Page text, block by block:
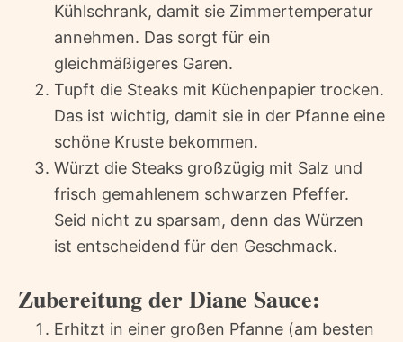
Kühlschrank, damit sie Zimmertemperatur
annehmen. Das sorgt für ein
gleichmäßigeres Garen.
Tupft die Steaks mit Küchenpapier trocken.
Das ist wichtig, damit sie in der Pfanne eine
schöne Kruste bekommen.
Würzt die Steaks großzügig mit Salz und
frisch gemahlenem schwarzen Pfeffer.
Seid nicht zu sparsam, denn das Würzen
ist entscheidend für den Geschmack.
Zubereitung der Diane Sauce:
Erhitzt in einer großen Pfanne (am besten